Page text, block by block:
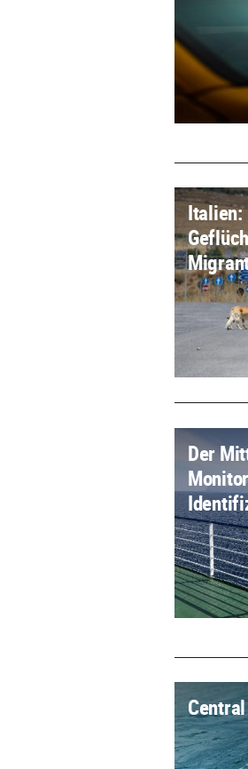
Der